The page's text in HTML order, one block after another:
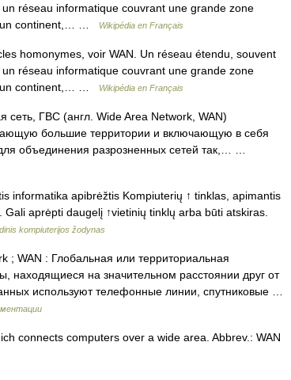
réseau informatique couvrant une grande zone
un continent,… …
Wikipédia en Français
homonymes, voir WAN. Un réseau étendu, souvent
réseau informatique couvrant une grande zone
un continent,… …
Wikipédia en Français
сеть, ГВС (англ. Wide Area Network, WAN)
большие территории и включающую в себя
объединения разрозненных сетей так,… …
informatika apibrėžtis Kompiuterių ↑ tinklas, apimantis
aprėpti daugelį ↑vietinių tinklų arba būti atskiras.
kompiuterijos žodynas
; WAN : Глобальная или территориальная
на значительном расстоянии друг от
используют телефонные линии, спутниковые …
connects computers over a wide area. Abbrev.: WAN